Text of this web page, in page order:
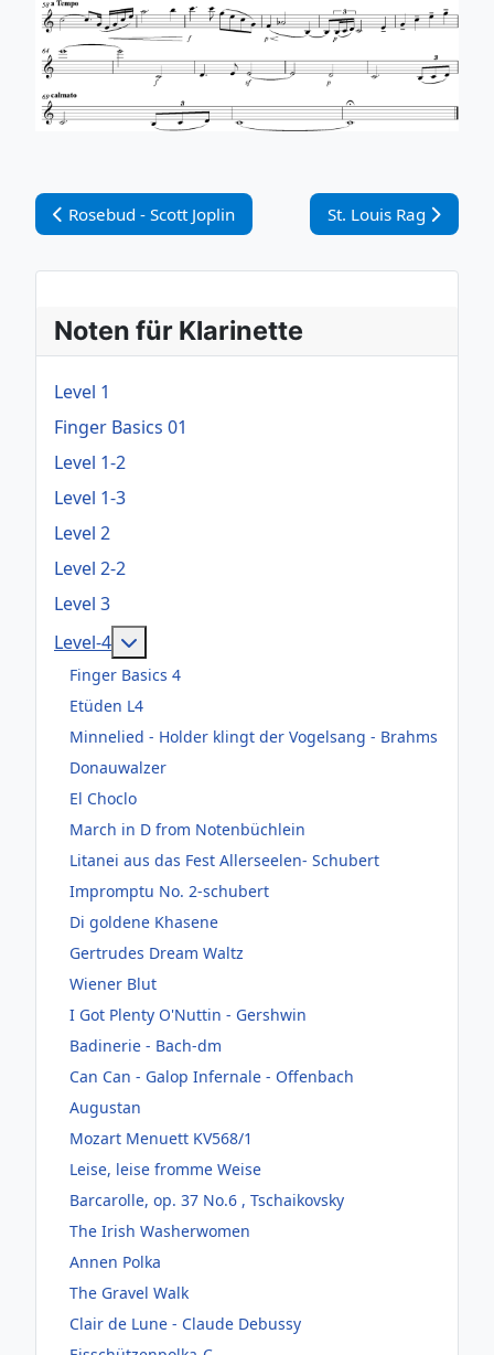
Vorheriger Beitrag: Rosebud - Scott Joplin
Rosebud - Scott Joplin Nächster Beitrag: St.
St. Louis Rag
Noten für Klarinette
Level 1
Finger Basics 01
Level 1-2
Level 1-3
Level 2
Level 2-2
Level 3
Level-4
Finger Basics 4
Etüden L4
Minnelied - Holder klingt der Vogelsang - Brahms
Donauwalzer
El Choclo
March in D from Notenbüchlein
Litanei aus das Fest Allerseelen- Schubert
Impromptu No. 2-schubert
Di goldene Khasene
Gertrudes Dream Waltz
Wiener Blut
I Got Plenty O'Nuttin - Gershwin
Badinerie - Bach-dm
Can Can - Galop Infernale - Offenbach
Augustan
Mozart Menuett KV568/1
Leise, leise fromme Weise
Barcarolle, op. 37 No.6 , Tschaikovsky
The Irish Washerwomen
Annen Polka
The Gravel Walk
Clair de Lune - Claude Debussy